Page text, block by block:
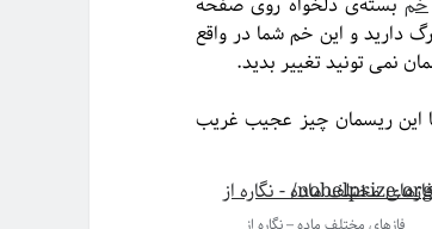
دارید و این خم شما در واقع
نمی تونید تغییر بدید.
و ۱ و غیره. حالا در اون دنیا این ریسمان چیز عجیب غریب